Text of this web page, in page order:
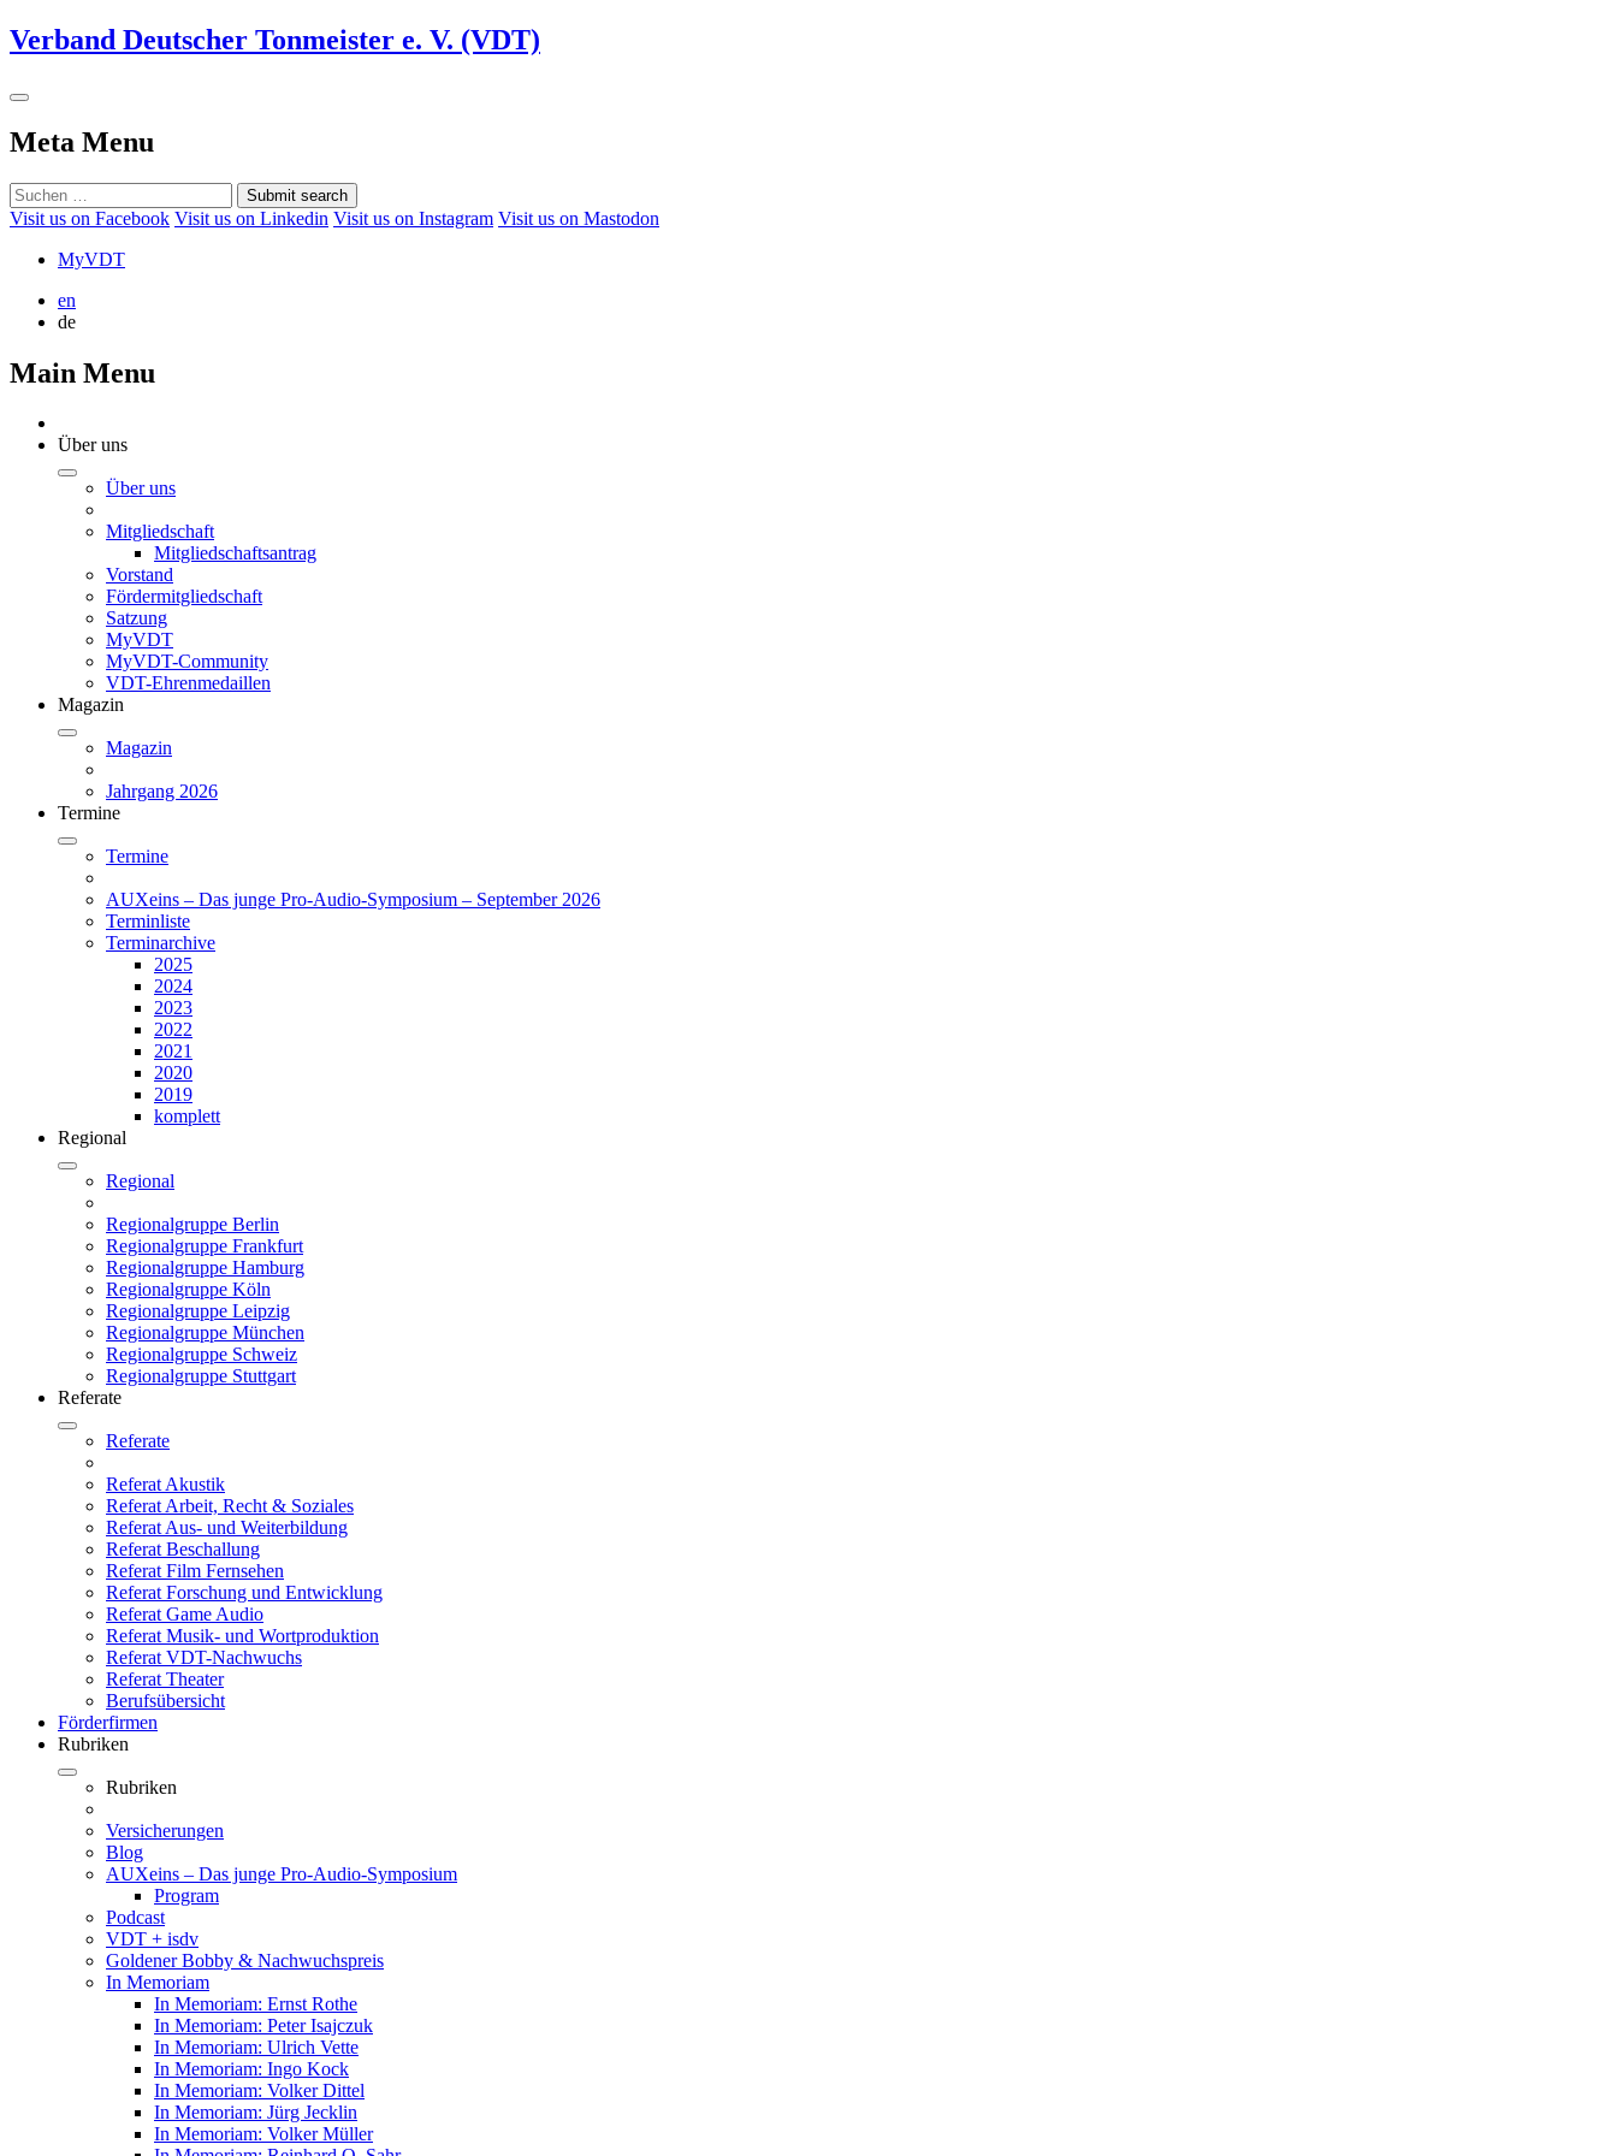
Verband Deutscher Tonmeister e. V. (VDT)
Meta Menu
Submit search
Visit us on Facebook Visit us on Linkedin Visit us on Instagram Visit us on Mastodon
MyVDT
en
de
Main Menu
Über uns
Über uns
Mitgliedschaft
Mitgliedschaftsantrag
Vorstand
Fördermitgliedschaft
Satzung
MyVDT
MyVDT-Community
VDT-Ehrenmedaillen
Magazin
Magazin
Jahrgang 2026
Termine
Termine
AUXeins – Das junge Pro-Audio-Symposium – September 2026
Terminliste
Terminarchive
2025
2024
2023
2022
2021
2020
2019
komplett
Regional
Regional
Regionalgruppe Berlin
Regionalgruppe Frankfurt
Regionalgruppe Hamburg
Regionalgruppe Köln
Regionalgruppe Leipzig
Regionalgruppe München
Regionalgruppe Schweiz
Regionalgruppe Stuttgart
Referate
Referate
Referat Akustik
Referat Arbeit, Recht & Soziales
Referat Aus- und Weiterbildung
Referat Beschallung
Referat Film Fernsehen
Referat Forschung und Entwicklung
Referat Game Audio
Referat Musik- und Wortproduktion
Referat VDT-Nachwuchs
Referat Theater
Berufsübersicht
Förderfirmen
Rubriken
Rubriken
Versicherungen
Blog
AUXeins – Das junge Pro-Audio-Symposium
Program
Podcast
VDT + isdv
Goldener Bobby & Nachwuchspreis
In Memoriam
In Memoriam: Ernst Rothe
In Memoriam: Peter Isajczuk
In Memoriam: Ulrich Vette
In Memoriam: Ingo Kock
In Memoriam: Volker Dittel
In Memoriam: Jürg Jecklin
In Memoriam: Volker Müller